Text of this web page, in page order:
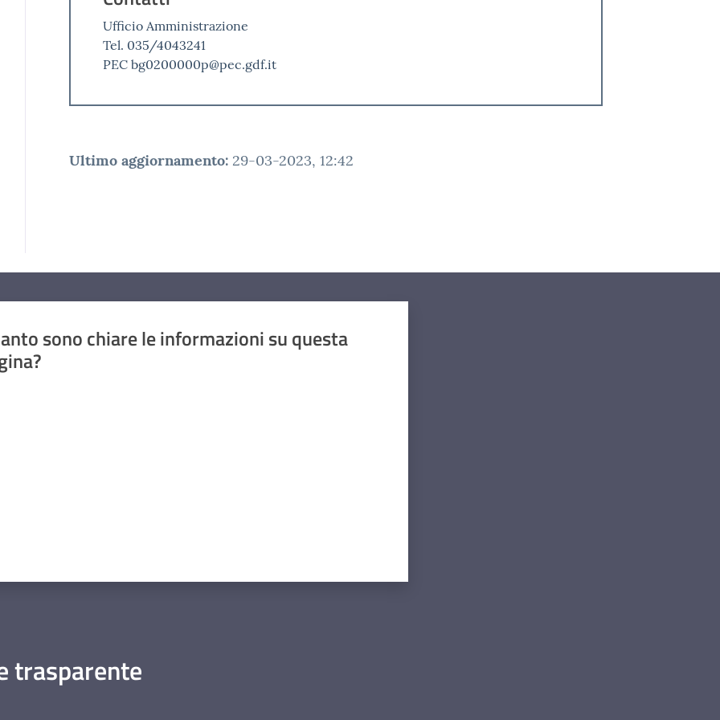
Ufficio Amministrazione
Tel. 035/4043241
PEC bg0200000p@pec.gdf.it
Ultimo aggiornamento: 29-03-2023, 12:42
sono chiare le informazioni su questa
trasparente